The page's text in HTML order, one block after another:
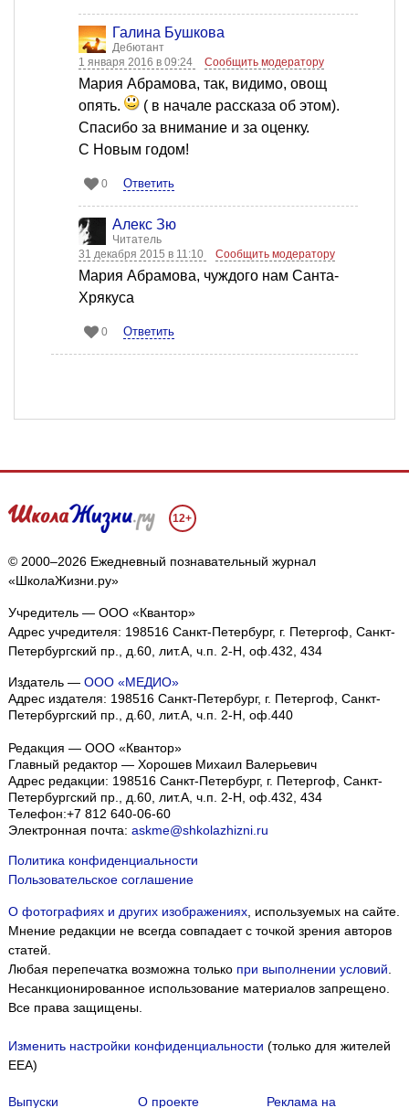
Галина Бушкова
Дебютант
1 января 2016 в 09:24
Сообщить модератору
Мария Абрамова, так, видимо, овощ
опять.
( в начале рассказа об этом).
Спасибо за внимание и за оценку.
С Новым годом!
0 Ответить
Алекс Зю
Читатель
31 декабря 2015 в 11:10
Сообщить модератору
Мария Абрамова, чуждого нам Санта-
Хрякуса
0 Ответить
12+
© 2000–2026 Ежедневный познавательный журнал
«ШколаЖизни.ру»
Учредитель — ООО «Квантор»
Адрес учредителя: 198516 Санкт-Петербург, г. Петергоф, Санкт-
Петербургский пр., д.60, лит.А, ч.п. 2-Н, оф.432, 434
Издатель — ООО «МЕДИО»
Адрес издателя: 198516 Санкт-Петербург, г. Петергоф, Санкт-
Петербургский пр., д.60, лит.А, ч.п. 2-Н, оф.440
Редакция — ООО «Квантор»
Главный редактор — Хорошев Михаил Валерьевич
Адрес редакции: 198516 Санкт-Петербург, г. Петергоф, Санкт-
Петербургский пр., д.60, лит.А, ч.п. 2-Н, оф.432, 434
Телефон:+7 812 640-06-60
Электронная почта: askme@shkolazhizni.ru
Политика конфиденциальности
Пользовательское соглашение
О фотографиях и других изображениях, используемых на сайте.
Мнение редакции не всегда совпадает с точкой зрения авторов
статей.
Любая перепечатка возможна только при выполнении условий.
Несанкционированное использование материалов запрещено.
Все права защищены.
Изменить настройки конфиденциальности (только для жителей
EEA)
Выпуски О проекте Реклама на